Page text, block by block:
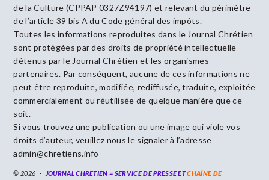
de la Culture (CPPAP 0327Z94197) et relevant du périmètre
de l’article 39 bis A du Code général des impôts.
Toutes les informations reproduites dans le Journal Chrétien
sont protégées par des droits de propriété intellectuelle
détenus par le Journal Chrétien et les organismes
partenaires. Par conséquent, aucune de ces informations ne
peut être reproduite, modifiée, rediffusée, traduite, exploitée
commercialement ou réutilisée de quelque manière que ce
soit.
Si vous trouvez une publication ou une image qui viole vos
droits d’auteur, veuillez nous le signaler à l’adresse
admin@chretiens.info
© 2026 JOURNAL CHRÉTIEN = SERVICE DE PRESSE ETCHAÎNE DE